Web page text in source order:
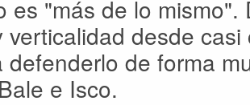
es "más de lo
verticalidad desde
defenderlo de forma
e Isco.